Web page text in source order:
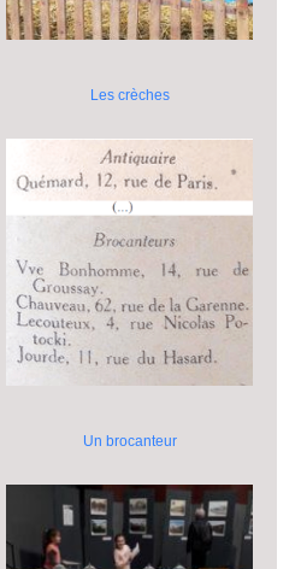
Les crèches
Un brocanteur